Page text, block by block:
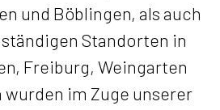
und Böblingen, als auch
Standorten in
Freiburg, Weingarten
wurden im Zuge unserer